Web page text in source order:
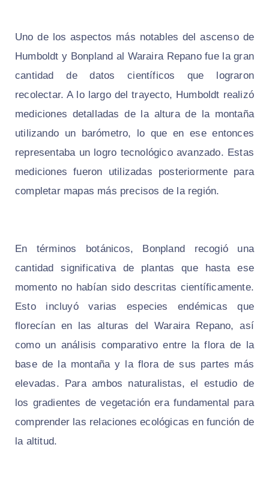
Uno de los aspectos más notables del ascenso de
Humboldt y Bonpland al Waraira Repano fue la gran
cantidad de datos científicos que lograron
recolectar. A lo largo del trayecto, Humboldt realizó
mediciones detalladas de la altura de la montaña
utilizando un barómetro, lo que en ese entonces
representaba un logro tecnológico avanzado. Estas
mediciones fueron utilizadas posteriormente para
completar mapas más precisos de la región.
En términos botánicos, Bonpland recogió una
cantidad significativa de plantas que hasta ese
momento no habían sido descritas científicamente.
Esto incluyó varias especies endémicas que
florecían en las alturas del Waraira Repano, así
como un análisis comparativo entre la flora de la
base de la montaña y la flora de sus partes más
elevadas. Para ambos naturalistas, el estudio de
los gradientes de vegetación era fundamental para
comprender las relaciones ecológicas en función de
la altitud.